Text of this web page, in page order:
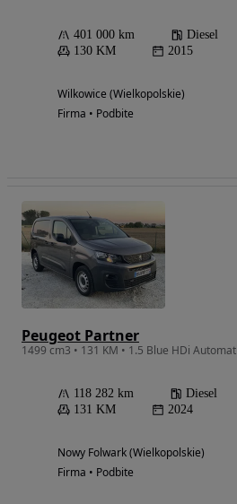
401 000 km Diesel
130 KM
2015
Wilkowice (Wielkopolskie)
Firma • Podbite
Peugeot Partner
1499 cm3 • 131 KM • 1.5 Blue HDi Automat
118 282 km Diesel
131 KM
2024
Nowy Folwark (Wielkopolskie)
Firma • Podbite